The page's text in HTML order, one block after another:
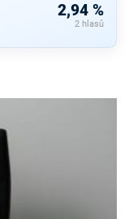
2,94 %
2 hlasů